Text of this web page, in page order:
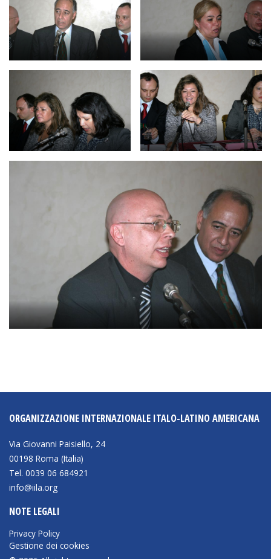
ORGANIZZAZIONE INTERNAZIONALE ITALO-LATINO AMERICANA
Via Giovanni Paisiello, 24
00198 Roma (Italia)
Tel. 0039 06 684921
info@iila.org
NOTE LEGALI
Privacy Policy
Gestione dei cookies